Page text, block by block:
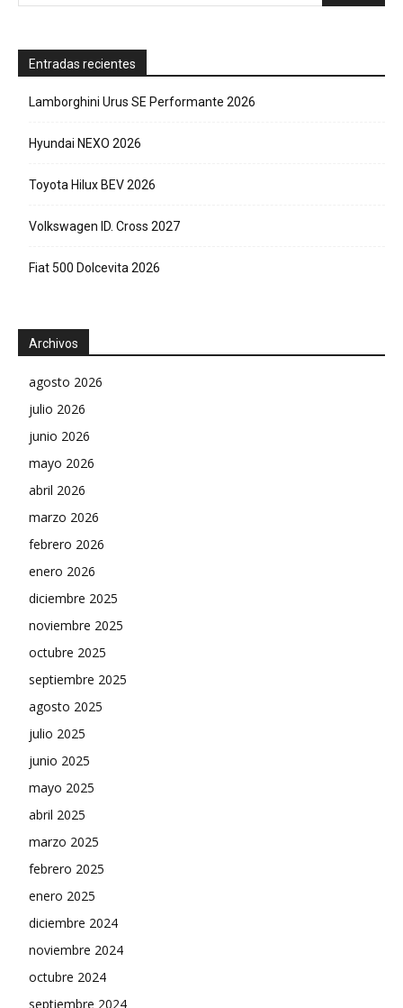
Entradas recientes
Lamborghini Urus SE Performante 2026
Hyundai NEXO 2026
Toyota Hilux BEV 2026
Volkswagen ID. Cross 2027
Fiat 500 Dolcevita 2026
Archivos
agosto 2026
julio 2026
junio 2026
mayo 2026
abril 2026
marzo 2026
febrero 2026
enero 2026
diciembre 2025
noviembre 2025
octubre 2025
septiembre 2025
agosto 2025
julio 2025
junio 2025
mayo 2025
abril 2025
marzo 2025
febrero 2025
enero 2025
diciembre 2024
noviembre 2024
octubre 2024
septiembre 2024